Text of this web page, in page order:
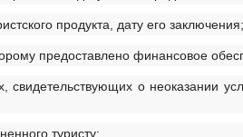
продукта, дату его заключения;
предоставлено финансовое
свидетельствующих о неоказании
туристу;